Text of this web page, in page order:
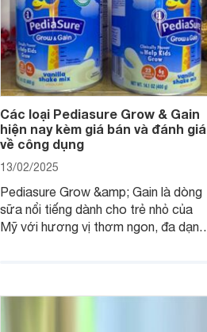
Các loại Pediasure Grow & Gain
hiện nay kèm giá bán và đánh giá
về công dụng
13/02/2025
Pediasure Grow &amp; Gain là dòng
sữa nổi tiếng dành cho trẻ nhỏ của
Mỹ với hương vị thơm ngon, đa dạng
Pediasure Grow &amp; Gain hiện nay